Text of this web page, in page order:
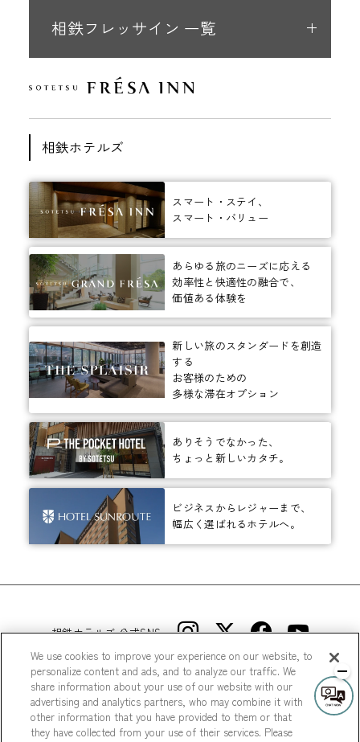
相鉄フレッサイン 一覧
相鉄ホテルズ
スマート・ステイ、
スマート・バリュー
あらゆる旅のニーズに応える
効率性と快適性の融合で、
価値ある体験を
新しい旅のスタンダードを創造
する
お客様のための
多様な滞在オプション
ありそうでなかった、
ちょっと新しいカタチ。
ビジネスからレジャーまで、
幅広く選ばれるホテルへ。
相鉄ホテルズ 公式SNS
© Sotetsu Hotel Management CO., LTD.
We use cookies to improve your experience on our website, to
personalize content and ads, and to analyze our traffic. We
share information about your use of our website with our
advertising and analytics partners, who may combine it with
other information that you have provided to them or that
they have collected from your use of their services. Please